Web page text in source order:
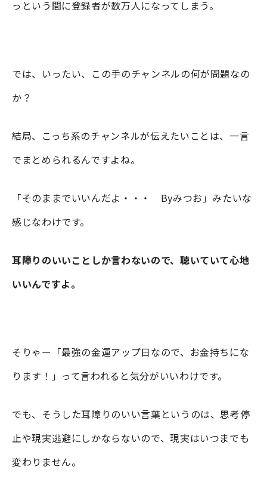
っという間に登録者が数万人になってしまう。
では、いったい、この手のチャンネルの何が問題なの
か？
結局、こっち系のチャンネルが伝えたいことは、一言
でまとめられるんですよね。
「そのままでいいんだよ・・・ Byみつお」みたいな
感じなわけです。
耳障りのいいことしか言わないので、聴いていて心地
いいんですよ。
そりゃー「最強の金運アップ日なので、お金持ちにな
ります！」って言われると気分がいいわけです。
でも、そうした耳障りのいい言葉というのは、思考停
止や現実逃避にしかならないので、現実はいつまでも
変わりません。